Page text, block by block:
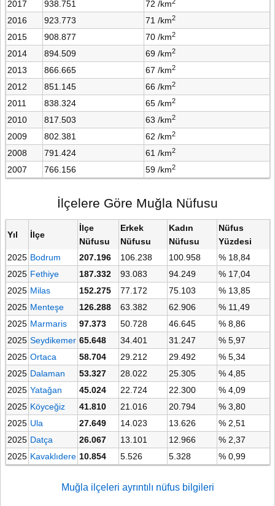
2017 938.751 72 /km
2016 923.773 71 /km2
2015 908.877 70 /km2
2014 894.509 69 /km2
2013 866.665 67 /km2
2012 851.145 66 /km2
2011 838.324 65 /km2
2010 817.503 63 /km2
2009 802.381 62 /km2
2008 791.424 61 /km2
2007 766.156 59 /km2
İlçelere Göre Muğla Nüfusu
Yıl İlçe
İlçe
Nüfusu
Erkek
Nüfusu
Kadın
Nüfusu
Nüfus
Yüzdesi
2025 Bodrum 207.196 106.238 100.958
% 18,84
2025 Fethiye 187.332 93.083 94.249
% 17,04
2025 Milas 152.275 77.172 75.103
% 13,85
2025 Menteşe 126.288 63.382 62.906
% 11,49
2025 Marmaris 97.373 50.728 46.645
% 8,86
2025 Seydikemer 65.648 34.401 31.247
% 5,97
2025 Ortaca 58.704 29.212 29.492
% 5,34
2025 Dalaman 53.327 28.022 25.305
% 4,85
2025 Yatağan 45.024 22.724 22.300
% 4,09
2025 Köyceğiz 41.810 21.016 20.794
% 3,80
2025 Ula 27.649 14.023 13.626
% 2,51
2025 Datça 26.067 13.101 12.966
% 2,37
2025 Kavaklıdere 10.854 5.526 5.328 % 0,99
Muğla ilçeleri ayrıntılı nüfus bilgileri